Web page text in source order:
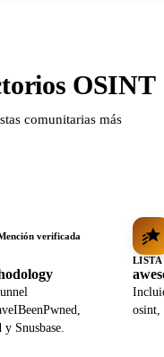
OSINT
comunitarias más
verificada
Snusbase.
osint,